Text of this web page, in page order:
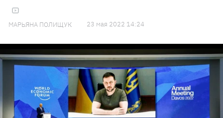
МАРЬЯНА ПОЛИЩУК 23 мая 2022 14:24